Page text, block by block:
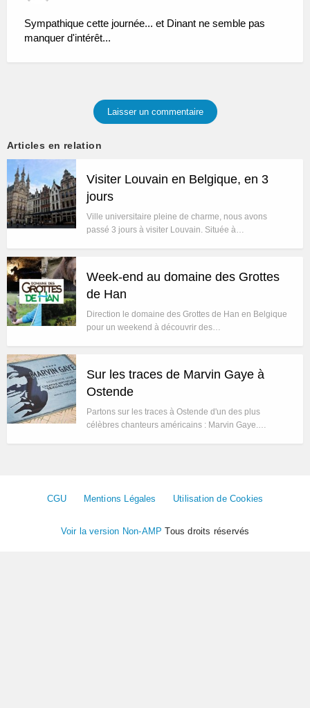
Sympathique cette journée... et Dinant ne semble pas
manquer d'intérêt...
Laisser un commentaire
Articles en relation
Visiter Louvain en Belgique, en 3
jours
Ville universitaire pleine de charme, nous avons
passé 3 jours à visiter Louvain. Située à…
Week-end au domaine des Grottes
de Han
Direction le domaine des Grottes de Han en Belgique
pour un weekend à découvrir des…
Sur les traces de Marvin Gaye à
Ostende
Partons sur les traces à Ostende d'un des plus
célèbres chanteurs américains : Marvin Gaye.…
CGU Mentions Légales Utilisation de Cookies
Voir la version Non-AMP Tous droits réservés